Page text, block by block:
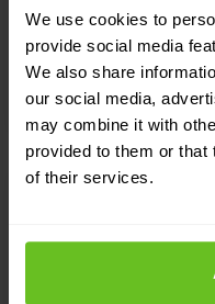
We use cookies to
provide social media
We also share
our social media,
may combine it with
provided to them or that
of their services.
geautomatiseerde
om de beveiliging te